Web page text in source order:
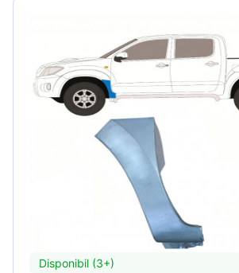
Disponibil (3+)